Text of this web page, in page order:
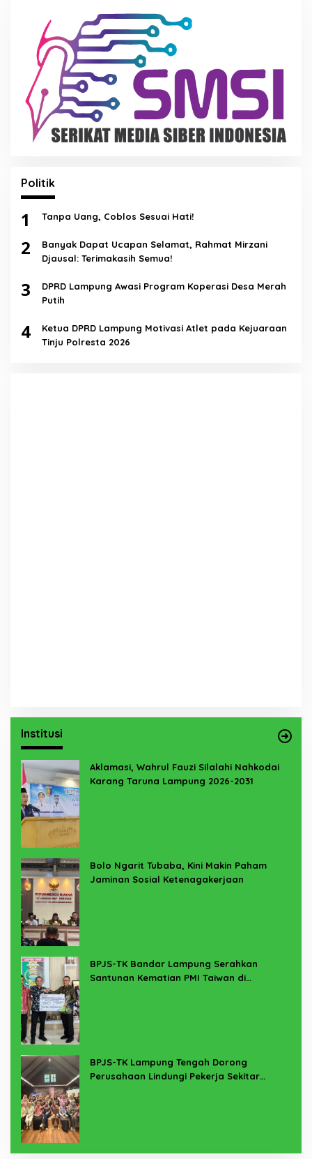
Politik
1 Tanpa Uang, Coblos Sesuai Hati!
2
Banyak Dapat Ucapan Selamat, Rahmat Mirzani
Djausal: Terimakasih Semua!
3
DPRD Lampung Awasi Program Koperasi Desa Merah
Putih
4
Ketua DPRD Lampung Motivasi Atlet pada Kejuaraan
Tinju Polresta 2026
Institusi
Aklamasi, Wahrul Fauzi Silalahi Nahkodai
Karang Taruna Lampung 2026-2031
Bolo Ngarit Tubaba, Kini Makin Paham
Jaminan Sosial Ketenagakerjaan
BPJS-TK Bandar Lampung Serahkan
Santunan Kematian PMI Taiwan di
BPJS-TK Lampung Tengah Dorong
Perusahaan Lindungi Pekerja Sekitar